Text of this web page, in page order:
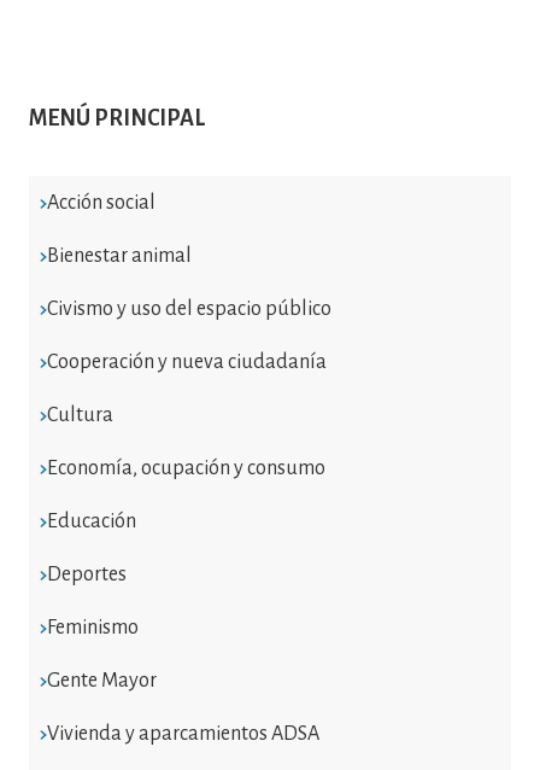
MENÚ PRINCIPAL
Acción social
Bienestar animal
Civismo y uso del espacio público
Cooperación y nueva ciudadanía
Cultura
Economía, ocupación y consumo
Educación
Deportes
Feminismo
Gente Mayor
Vivienda y aparcamientos ADSA